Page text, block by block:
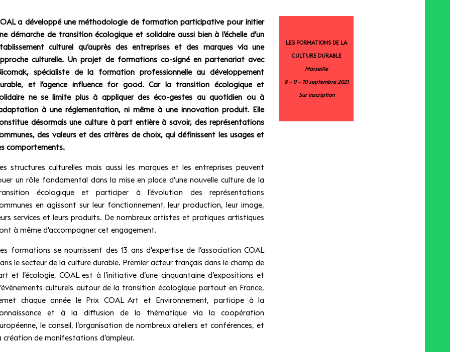
a développé une méthodologie de formation participative pour initier
démarche de transition écologique et solidaire aussi bien à l’échelle d’un
culturel qu’auprès des entreprises et des marques via une
culturelle. Un projet de formations co-signé en partenariat avec
spécialiste de la formation professionnelle au développement
et l’agence influence for good. Car la transition écologique et
ne se limite plus à appliquer des éco-gestes au quotidien ou à
à une réglementation, ni même à une innovation produit. Elle
désormais une culture à part entière à savoir, des représentations
des valeurs et des critères de choix, qui définissent les usages et
comportements.
structures culturelles mais aussi les marques et les entreprises peuvent
un rôle fondamental dans la mise en place d’une nouvelle culture de la
écologique et participer à l’évolution des représentations
en agissant sur leur fonctionnement, leur production, leur image,
services et leurs produits. De nombreux artistes et pratiques artistiques
à même d’accompagner cet engagement.
formations se nourrissent des 13 ans d’expertise de l’association COAL
le secteur de la culture durable. Premier acteur français dans le champ de
et l’écologie, COAL est à l’initiative d’une cinquantaine d’expositions et
culturels autour de la transition écologique partout en France,
chaque année le Prix COAL Art et Environnement, participe à la
et à la diffusion de la thématique via la coopération
le conseil, l’organisation de nombreux ateliers et conférences, et
création de manifestations d’ampleur.
LES FORMATIONS DE LA
CULTURE DURABLE
Marseille
8 – 9 – 10 septembre 2021
Sur inscription